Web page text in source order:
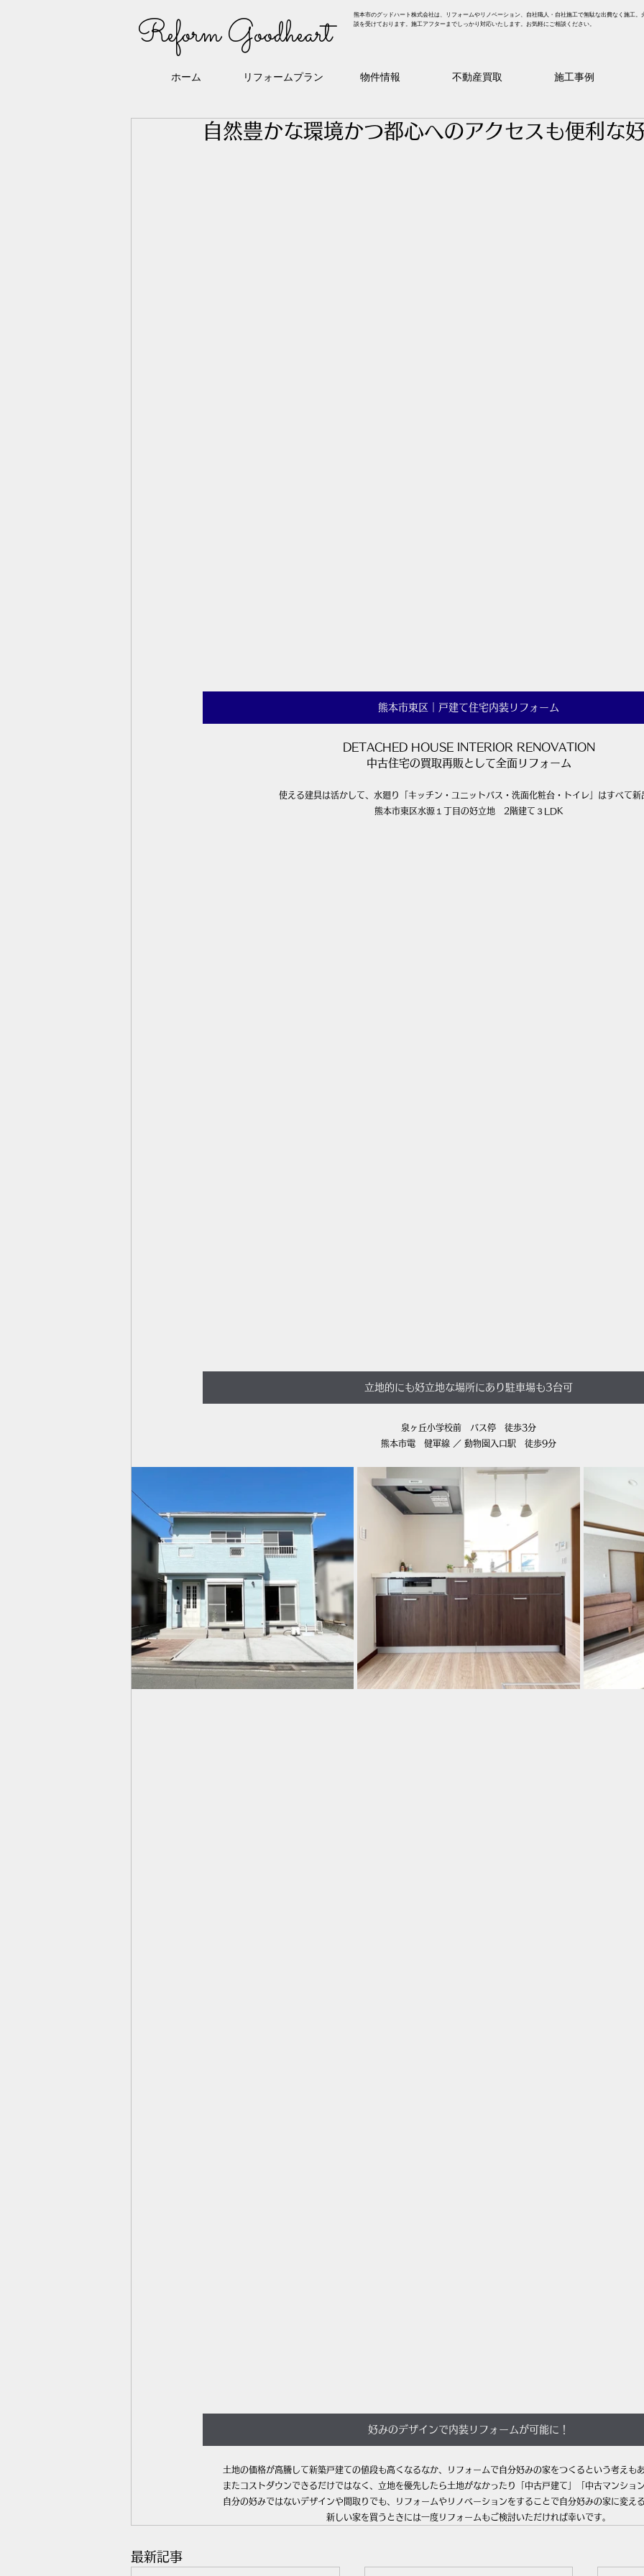
Reform Goodheart
熊本市のグッドハート株式会社は、リフォームやリノベーション、自社職人・自社施工で無駄な出費なく施工
談を受けております。施工アフターまでしっかり対応いたします。お気軽にご相談ください。
ホーム リフォームプラン 物件情報 不動産買取 施工事例
自然豊かな環境かつ都心へのアクセスも便利な
熊本市東区｜戸建て住宅内装リフォーム
DETACHED HOUSE INTERIOR RENOVATION
中古住宅の買取再販として全面リフォーム
使える建具は活かして、水廻り「キッチン・ユニットバス・洗面化粧台・トイレ」はすべて新
​熊本市東区水源１丁目の好立地　2階建て３LDK
立地的にも好立地な場所にあり駐車場も3台可
泉ヶ丘小学校前　バス停　徒歩3分
​熊本市電　健軍線 ／ 動物園入口駅　徒歩9分
好みのデザインで内装リフォームが可能に！
土地の価格が高騰して新築戸建ての値段も高くなるなか、リフォームで自分好みの家をつくるという考えも
またコストダウンできるだけではなく、立地を優先したら土地がなかったり「中古戸建て」「中古マンショ
自分の好みではないデザインや間取りでも、リフォームやリノベーションをすることで自分好みの家に変え
新しい家を買うときには一度リフォームもご検討いただければ幸いです。
最新記事